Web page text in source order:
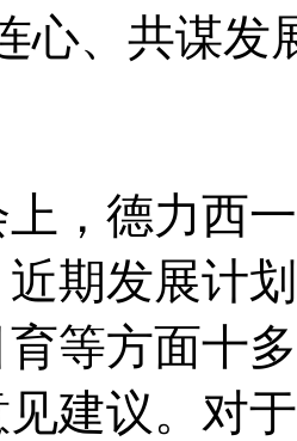
心、共谋发
德力西一
期发展计
等方面十
建议。对